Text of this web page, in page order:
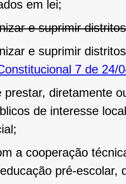
em lei;
e suprimir
e suprimir
7 de 24/
prestar, diretamente
de interesse
a cooperação
pré-escolar,